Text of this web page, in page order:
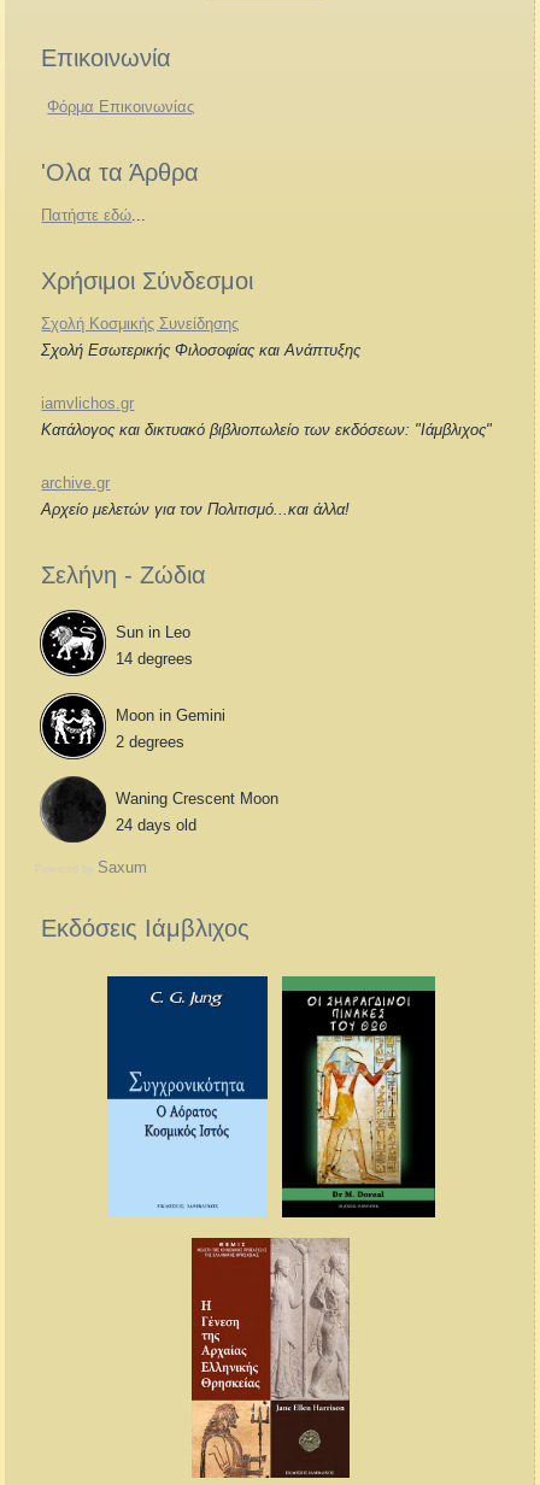
Επικοινωνία
Φόρμα Επικοινωνίας
'Ολα τα Άρθρα
Πατήστε εδώ...
Χρήσιμοι Σύνδεσμοι
Σχολή Κοσμικής Συνείδησης
Σχολή Εσωτερικής Φιλοσοφίας και Ανάπτυξης
iamvlichos.gr
Κατάλογος και δικτυακό βιβλιοπωλείο των εκδόσεων: "Ιάμβλιχος"
archive.gr
Αρχείο μελετών για τον Πολιτισμό...και άλλα!
Σελήνη - Ζώδια
Sun in Leo
14 degrees
Moon in Gemini
2 degrees
Waning Crescent Moon
24 days old
Powered by Saxum
Εκδόσεις Ιάμβλιχος